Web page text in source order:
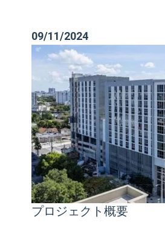
09/11/2024
プロジェクト概要